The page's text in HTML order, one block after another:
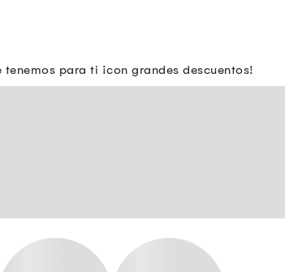
para ti ¡con grandes descuentos!